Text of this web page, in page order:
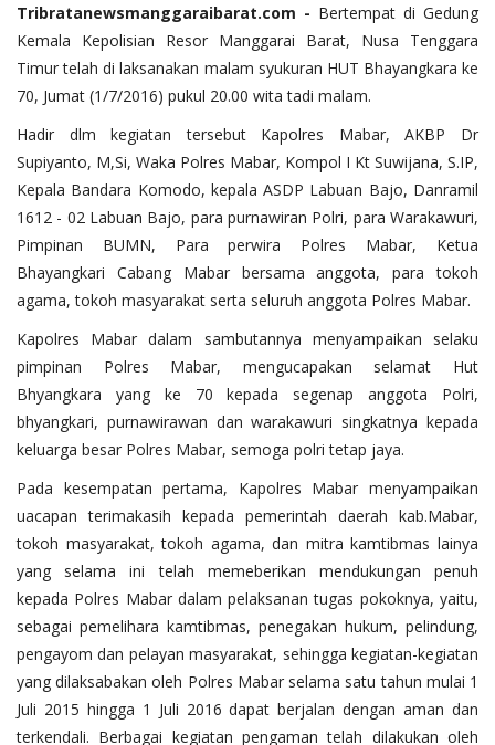
Tribratanewsmanggaraibarat.com - Bertempat di Gedung
Kemala Kepolisian Resor Manggarai Barat, Nusa Tenggara
Timur telah di laksanakan malam syukuran HUT Bhayangkara ke
70, Jumat (1/7/2016) pukul 20.00 wita tadi malam.
Hadir dlm kegiatan tersebut Kapolres Mabar, AKBP Dr
Supiyanto, M,Si, Waka Polres Mabar, Kompol I Kt Suwijana, S.IP,
Kepala Bandara Komodo, kepala ASDP Labuan Bajo, Danramil
1612 - 02 Labuan Bajo, para purnawiran Polri, para Warakawuri,
Pimpinan BUMN, Para perwira Polres Mabar, Ketua
Bhayangkari Cabang Mabar bersama anggota, para tokoh
agama, tokoh masyarakat serta seluruh anggota Polres Mabar.
Kapolres Mabar dalam sambutannya menyampaikan selaku
pimpinan Polres Mabar, mengucapakan selamat Hut
Bhyangkara yang ke 70 kepada segenap anggota Polri,
bhyangkari, purnawirawan dan warakawuri singkatnya kepada
keluarga besar Polres Mabar, semoga polri tetap jaya.
Pada kesempatan pertama, Kapolres Mabar menyampaikan
uacapan terimakasih kepada pemerintah daerah kab.Mabar,
tokoh masyarakat, tokoh agama, dan mitra kamtibmas lainya
yang selama ini telah memeberikan mendukungan penuh
kepada Polres Mabar dalam pelaksanan tugas pokoknya, yaitu,
sebagai pemelihara kamtibmas, penegakan hukum, pelindung,
pengayom dan pelayan masyarakat, sehingga kegiatan-kegiatan
yang dilaksabakan oleh Polres Mabar selama satu tahun mulai 1
Juli 2015 hingga 1 Juli 2016 dapat berjalan dengan aman dan
terkendali. Berbagai kegiatan pengaman telah dilakukan oleh